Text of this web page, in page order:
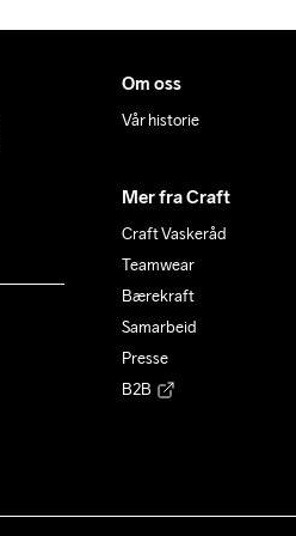
Om oss
Vår historie
Mer fra Craft
Craft Vaskeråd
Teamwear
Bærekraft
Samarbeid
Presse
B2B